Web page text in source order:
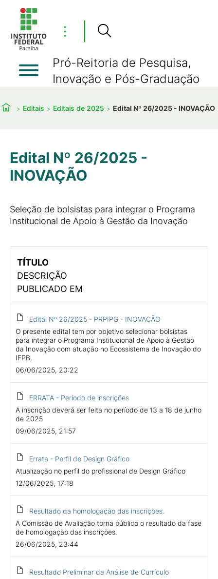
⋮
Pró-Reitoria de Pesquisa,
Inovação e Pós-Graduação
Editais Editais de 2025 Edital Nº 26/2025 - INOVAÇÃO
Edital Nº 26/2025 -
INOVAÇÃO
Seleção de bolsistas para integrar o Programa
Institucional de Apoio à Gestão da Inovação
TÍTULO
DESCRIÇÃO
PUBLICADO EM
Edital Nº 26/2025 - PRPIPG - INOVAÇÃO
O presente edital tem por objetivo selecionar bolsistas
para integrar o Programa Institucional de Apoio à Gestão
da Inovação com atuação no Ecossistema de Inovação do
IFPB.
06/06/2025, 20:22
ERRATA - Período de inscrições
A inscrição deverá ser feita no período de 13 a 18 de junho
de 2025
09/06/2025, 21:57
Errata - Perfil de Design Gráfico
Atualização no perfil do profissional de Design Gráfico
12/06/2025, 17:18
Resultado da homologação das inscrições.
A Comissão de Avaliação torna público o resultado da fase
de homologação das inscrições.
26/06/2025, 23:44
Resultado Preliminar da Análise de Currículo